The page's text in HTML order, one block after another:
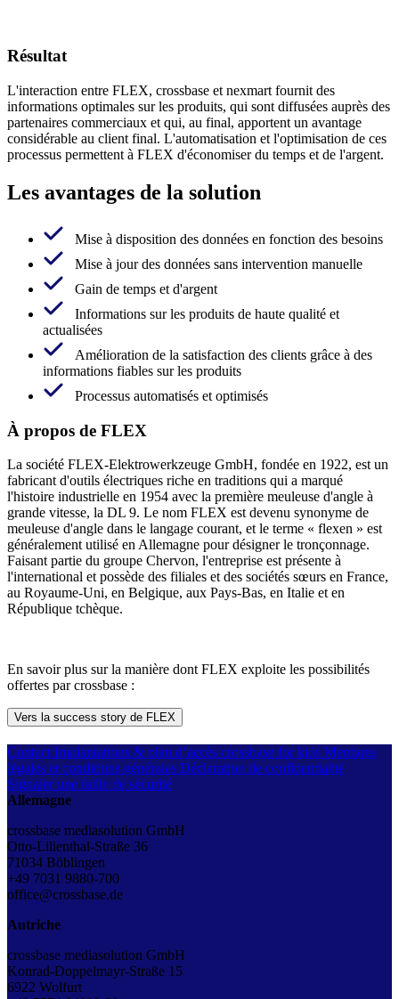
Résultat
L'interaction entre FLEX, crossbase et nexmart fournit des
informations optimales sur les produits, qui sont diffusées auprès des
partenaires commerciaux et qui, au final, apportent un avantage
considérable au client final. L'automatisation et l'optimisation de ces
processus permettent à FLEX d'économiser du temps et de l'argent.
Les avantages de la solution
Mise à disposition des données en fonction des besoins
Mise à jour des données sans intervention manuelle
Gain de temps et d'argent
Informations sur les produits de haute qualité et
actualisées
Amélioration de la satisfaction des clients grâce à des
informations fiables sur les produits
Processus automatisés et optimisés
À propos de FLEX
La société FLEX-Elektrowerkzeuge GmbH, fondée en 1922, est un
fabricant d'outils électriques riche en traditions qui a marqué
l'histoire industrielle en 1954 avec la première meuleuse d'angle à
grande vitesse, la DL 9. Le nom FLEX est devenu synonyme de
meuleuse d'angle dans le langage courant, et le terme « flexen » est
généralement utilisé en Allemagne pour désigner le tronçonnage.
Faisant partie du groupe Chervon, l'entreprise est présente à
l'international et possède des filiales et des sociétés sœurs en France,
au Royaume-Uni, en Belgique, aux Pays-Bas, en Italie et en
République tchèque.
En savoir plus sur la manière dont FLEX exploite les possibilités
offertes par crossbase :
Vers la success story de FLEX
Contact Implantations & plan d’accès crossbase for kids Mentions
légales et conditions générales Déclaration de confidentialité
Signaler une faille de sécurité
Allemagne
crossbase mediasolution GmbH
Otto-Lilienthal-Straße 36
71034 Böblingen
+49 7031 9880-700
office@crossbase.de
Autriche
crossbase mediasolution GmbH
Konrad-Doppelmayr-Straße 15
6922 Wolfurt